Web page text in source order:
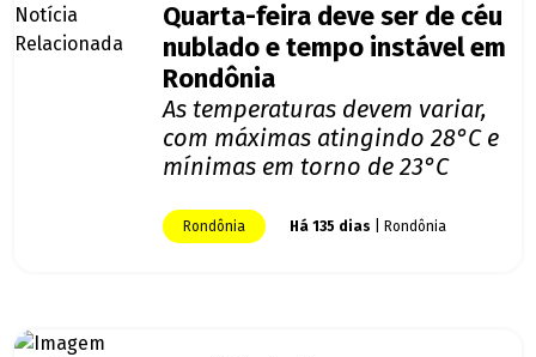
Quarta-feira deve ser de céu
nublado e tempo instável em
Rondônia
As temperaturas devem variar,
com máximas atingindo 28°C e
mínimas em torno de 23°C
Rondônia Há 135 dias | Rondônia